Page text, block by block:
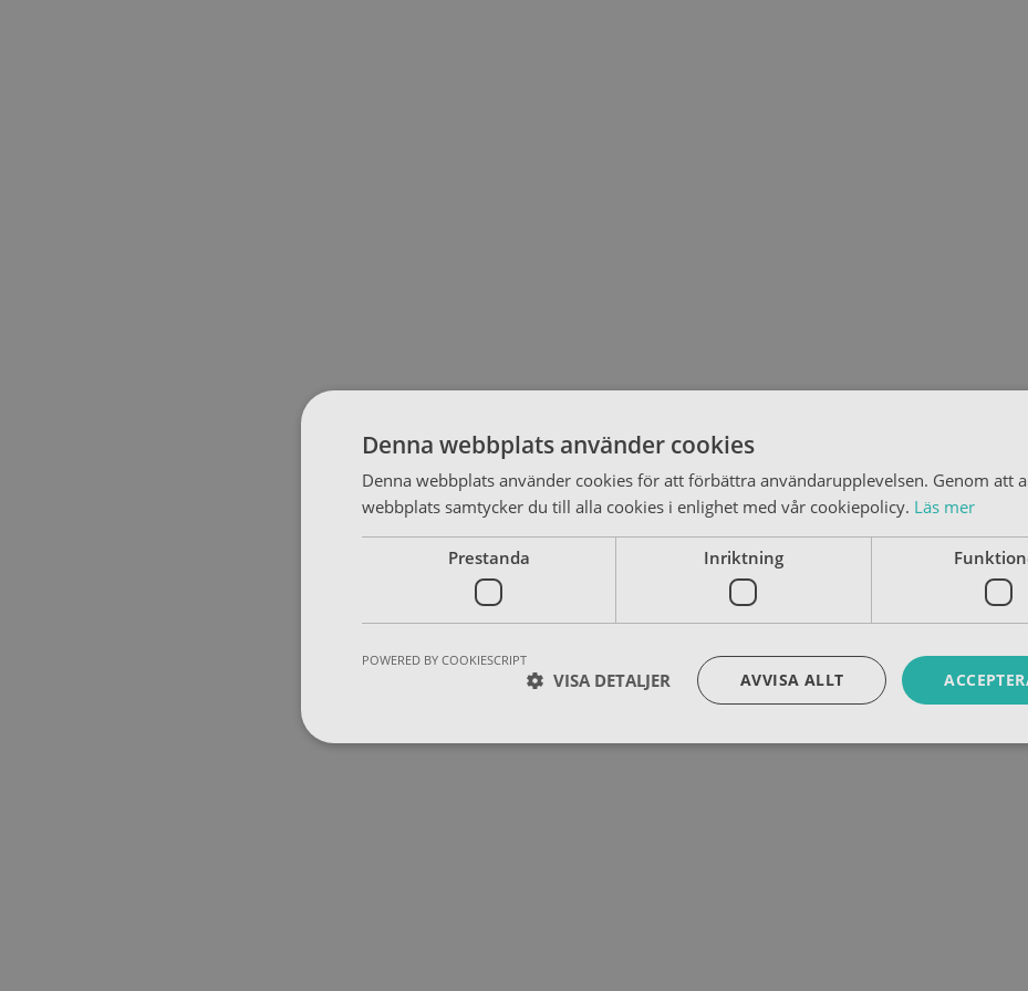
Denna webbplats använder cookies
Denna webbplats använder cookies för att förbättra användarupplevelsen. Genom att
webbplats samtycker du till alla cookies i enlighet med vår cookiepolicy. Läs mer
Prestanda Inriktning
AVVISA ALLT
VISA DETALJER
POWERED BY COOKIESCRIPT